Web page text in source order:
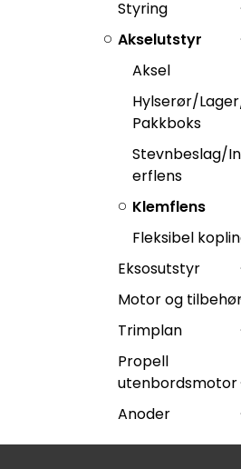
Styring
Akselutstyr
Aksel
Hylserør/
Pakkboks
Stevnbeslag/
erflens
Klemflens
Fleksibel
Eksosutstyr
Motor og
Trimplan
Propell
utenbordsmotor
Anoder